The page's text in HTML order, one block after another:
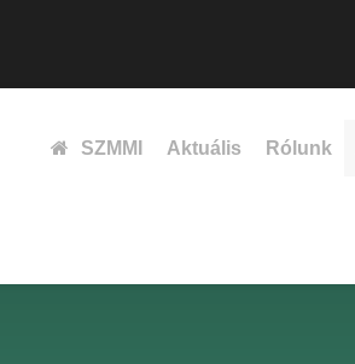
SZMMI Aktuális Rólunk